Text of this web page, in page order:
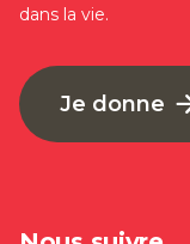
dans la vie.
Je donne